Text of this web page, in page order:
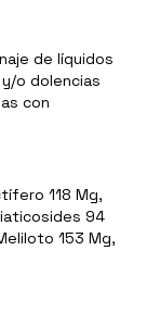
de líquidos
o dolencias
con
118 Mg,
94
153 Mg,